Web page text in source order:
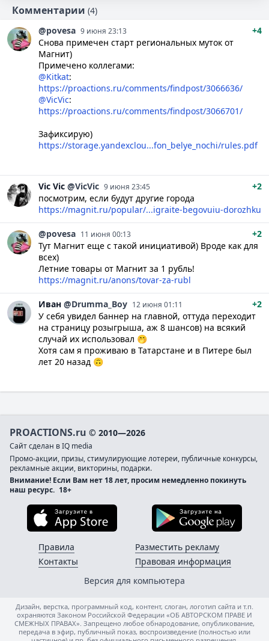
Комментарии (4)
@povesa 9 июня 23:13
+4
Снова примечен старт региональных муток от
Магнит)
Примечено коллегами:
@Kitkat:
https://proactions.ru/comments/findpost/3066636/
@VicVic:
https://proactions.ru/comments/findpost/3066701/
Зафиксирую)
https://storage.yandexclou...fon_belye_nochi/rules.pdf
Vic Vic @VicVic 9 июня 23:45
+2
посмотрим, если будут другие города
https://magnit.ru/popular/...igraite-begovuiu-dorozhku
@povesa 11 июня 00:13
+2
Тут Магнит еще с такой инициативой) Вроде как для
всех)
Летние товары от Магнит за 1 рубль!
https://magnit.ru/anons/tovar-za-rubl
Иван @Drumma_Boy 12 июня 01:11
+2
У себя увидел баннер на главной, оттуда переходит
на страницу розыгрыша, аж 8 шансов) на всякий
случай их использовал 🤭
Хотя сам я проживаю в Татарстане и в Питере был
лет 20 назад 🙃
PROACTIONS.ru © 2010—2026
Сайт сделан в IQ media
Промо-акции, призы, стимулирующие лотереи, публичные конкурсы,
рекламные акции, викторины, подарки.
Внимание! Если Вам нет 18 лет, просим немедленно покинуть
наш ресурс. 18+
Загрузите в App Store
Правила
Контакты
Разместить рекламу
Правовая информация
Версия для компьютера
Дизайн, верстка, программный код, контент, слоган, логотип сайта и т.п.
охраняются Законом Российской Федерации «ОБ АВТОРСКОМ ПРАВЕ И
СМЕЖНЫХ ПРАВАХ». Запрещено любое обнародование, опубликование,
передача в эфир, публичный показ, воспроизведение (полностью или